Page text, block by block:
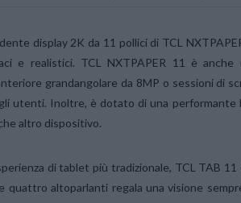
display 2K da 11 pollici di TCL
e realistici. TCL NXTPAPER 11 è
grandangolare da 8MP o sessioni di
utenti. Inoltre, è dotato di una performante
altro dispositivo.
di tablet più tradizionale, TCL TAB
quattro altoparlanti regala una visione